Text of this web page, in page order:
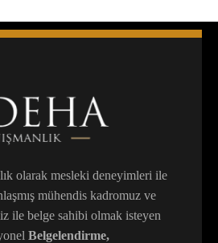
olarak mesleki deneyimleri ile
mühendis kadromuz ve
ile belge sahibi olmak isteyen
Belgelendirme,